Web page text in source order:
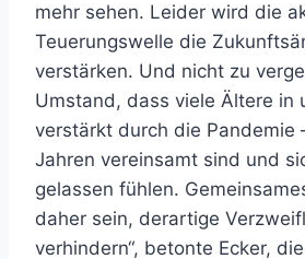
mehr sehen. Leider wird die
Teuerungswelle die
verstärken. Und nicht zu
Umstand, dass viele Ältere in
verstärkt durch die Pandemie
Jahren vereinsamt sind und
gelassen fühlen.
daher sein, derartige
verhindern“, betonte Ecker,